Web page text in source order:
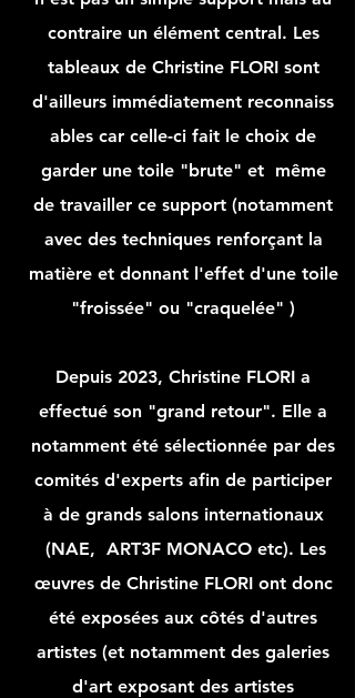
contraire un élément central. Les
tableaux de ChristineFLORI sont
d'ailleurs immédiatement reconnaiss
ables car celle-ci fait le choix de
garder une toile "brute" et même
de travailler ce support (notamment
avec des techniques renforçant la
matière et donnant l'effet d'une toile
"froissée" ou "craquelée" )
Depuis 2023, Christine FLORI a
effectué son "grand retour". Elle a
notamment été sélectionnée par des
comités d'experts afin de participer
à de grands salons internationaux
(NAE, ART3F MONACO etc). Les
œuvres de Christine FLORI ont donc
été exposées aux côtés d'autres
artistes (et notamment des galeries
d'art exposant des artistes